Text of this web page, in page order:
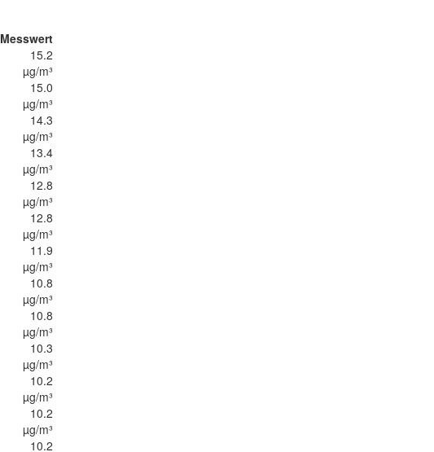
Messwert
15.2
µg/m³
15.0
µg/m³
14.3
µg/m³
13.4
µg/m³
12.8
µg/m³
12.8
µg/m³
11.9
µg/m³
10.8
µg/m³
10.8
µg/m³
10.3
µg/m³
10.2
µg/m³
10.2
µg/m³
10.2